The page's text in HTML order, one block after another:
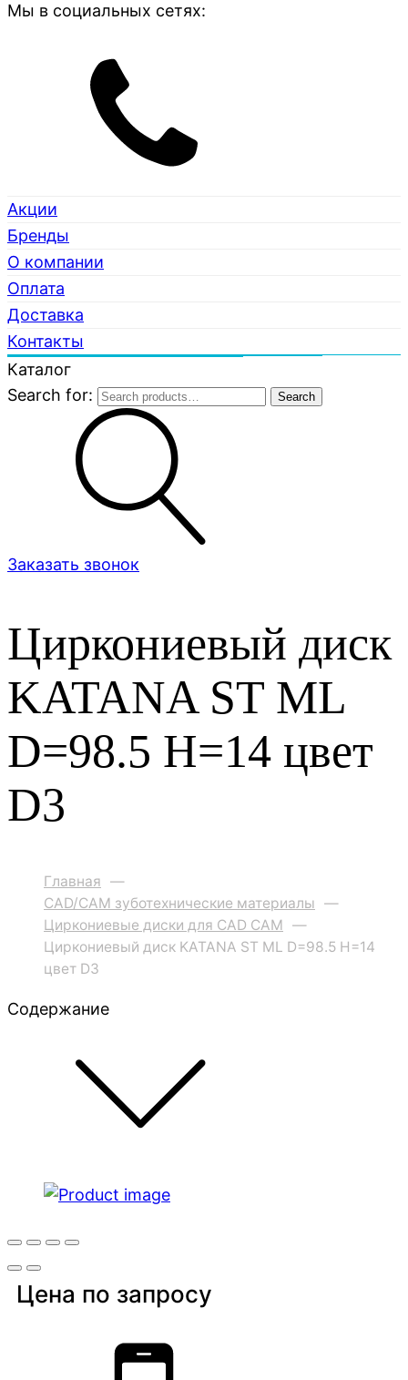
Мы в социальных сетях:
Акции
Бренды
О компании
Оплата
Доставка
Контакты
Каталог
Search for:
Search
Заказать звонок
Циркониевый диск
KATANA ST ML
D=98.5 H=14 цвет
D3
Главная —
CAD/CAM зуботехнические материалы —
Циркониевые диски для CAD CAM —
Циркониевый диск KATANA ST ML D=98.5 H=14
цвет D3
Содержание
Цена по запросу